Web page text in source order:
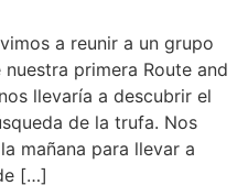
a reunir a un grupo
primera Route and
llevaría a descubrir el
de la trufa. Nos
mañana para llevar a
[…]